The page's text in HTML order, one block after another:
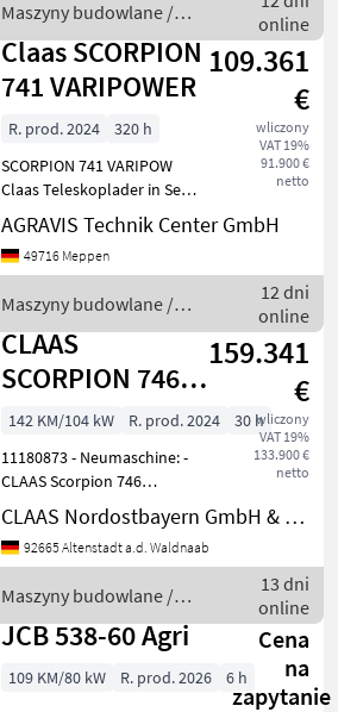
Maszyny budowlane /
Claas
online
Claas SCORPION
741 VARIPOWER
109.361
€
wliczony
VAT 19%
91.900 €
netto
R. prod. 2024
320 h
SCORPION 741 VARIPOW
Claas Teleskoplader in Serie
LT_B04 CLAAS
Werkzeugträger,
hydraulisch, inkl.
Schwenkwinkel 150° / 152°
LT_B10 Teleskoparmführu
AGRAVIS Technik Center GmbH
49716 Meppen
Maszyny budowlane /
Claas
12 dni
online
CLAAS
SCORPION 746
VARIPOWER ST5
159.341
€
wliczony
VAT 19%
133.900 €
netto
142 KM/104 kW R. prod. 2024
30 h
11180873 - Neumaschine: -
CLAAS Scorpion 746
VariPower- Baujahr: 2024
Technikjahr: 2024 -
Betriebsstunden: ca. 5 h -
Aushubhöhe und 4.600kg H
CLAAS Nordostbayern GmbH & Co. KG, Altenstadt
92665 Altenstadt a.d. Waldnaab
Maszyny budowlane /
Claas
13 dni
online
JCB 538-60 Agri
Cena
na
zapytanie
109 KM/80 kW R. prod. 2026 6 h